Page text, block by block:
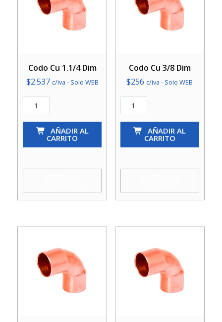
Codo Cu 1.1/4 Dim
$2.537 c/iva - Solo WEB
Codo
Cu
1.1/4
AÑADIR AL
CARRITO
Codo Cu 3/8 Dim
$256 c/iva - Solo WEB
Codo
Cu
AÑADIR AL
CARRITO